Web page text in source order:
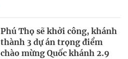
Phú Thọ sẽ khởi công, khánh
thành 3 dự án trọng điểm
chào mừng Quốc khánh 2.9